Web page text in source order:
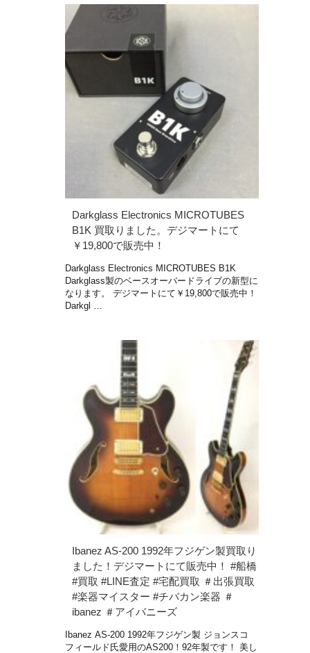
Darkglass Electronics MICROTUBES
B1K 買取りました。デジマートにて
￥19,800で販売中！
Darkglass Electronics MICROTUBES B1K
Darkglass製のベースオーバードライブの新型に
なります。 デジマートにて￥19,800で販売中！
Darkgl …
Ibanez AS-200 1992年フジゲン製買取り
ました！デジマートにて販売中！ #船橋
#買取 #LINE査定 #宅配買取 ＃出張買取
#楽器マイスター #チバカン楽器 ＃
ibanez ＃アイバニーズ
Ibanez AS-200 1992年フジゲン製 ジョンスコ
フィールド氏愛用のAS200！92年製です！ 美し